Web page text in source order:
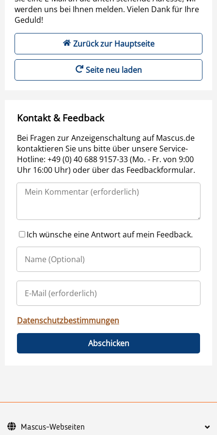
werden uns bei Ihnen melden. Vielen Dank für Ihre
Geduld!
Zurück zur Hauptseite
Seite neu laden
Kontakt & Feedback
Bei Fragen zur Anzeigenschaltung auf Mascus.de
kontaktieren Sie uns bitte über unsere Service-
Hotline: +49 (0) 40 688 9157-33 (Mo. - Fr. von 9:00
Uhr 16:00 Uhr) oder über das Feedbackformular.
Ich wünsche eine Antwort auf mein Feedback.
Datenschutzbestimmungen
Abschicken
Mascus-Webseiten